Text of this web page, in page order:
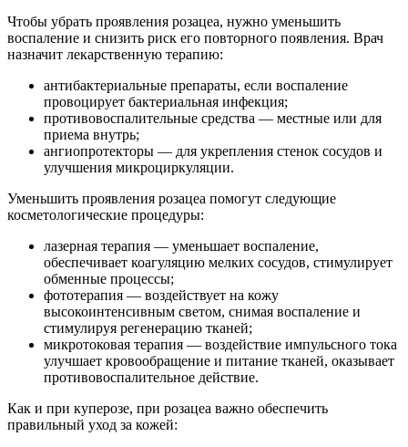
Чтобы убрать проявления розацеа, нужно уменьшить
воспаление и снизить риск его повторного появления. Врач
назначит лекарственную терапию:
антибактериальные препараты, если воспаление
провоцирует бактериальная инфекция;
противовоспалительные средства — местные или для
приема внутрь;
ангиопротекторы — для укрепления стенок сосудов и
улучшения микроциркуляции.
Уменьшить проявления розацеа помогут следующие
косметологические процедуры:
лазерная терапия — уменьшает воспаление,
обеспечивает коагуляцию мелких сосудов, стимулирует
обменные процессы;
фототерапия — воздействует на кожу
высокоинтенсивным светом, снимая воспаление и
стимулируя регенерацию тканей;
микротоковая терапия — воздействие импульсного тока
улучшает кровообращение и питание тканей, оказывает
противовоспалительное действие.
Как и при куперозе, при розацеа важно обеспечить
правильный уход за кожей: